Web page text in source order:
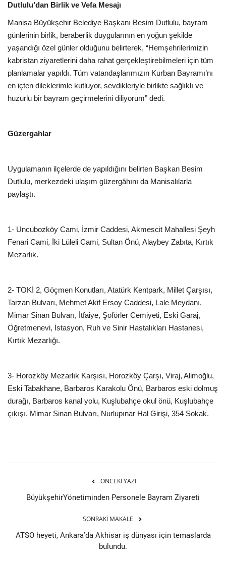
Dutlulu’dan Birlik ve Vefa Mesajı
Manisa Büyükşehir Belediye Başkanı Besim Dutlulu, bayram
günlerinin birlik, beraberlik duygularının en yoğun şekilde
yaşandığı özel günler olduğunu belirterek, “Hemşehrilerimizin
kabristan ziyaretlerini daha rahat gerçekleştirebilmeleri için tüm
planlamalar yapıldı. Tüm vatandaşlarımızın Kurban Bayramı’nı
en içten dileklerimle kutluyor, sevdikleriyle birlikte sağlıklı ve
huzurlu bir bayram geçirmelerini diliyorum” dedi.
Güzergahlar
Uygulamanın ilçelerde de yapıldığını belirten Başkan Besim
Dutlulu, merkezdeki ulaşım güzergâhını da Manisalılarla
paylaştı.
1- Uncubozköy Cami, İzmir Caddesi, Akmescit Mahallesi Şeyh
Fenari Cami, İki Lüleli Cami, Sultan Önü, Alaybey Zabıta, Kırtık
Mezarlık.
2- TOKİ 2, Göçmen Konutları, Atatürk Kentpark, Millet Çarşısı,
Tarzan Bulvarı, Mehmet Akif Ersoy Caddesi, Lale Meydanı,
Mimar Sinan Bulvarı, İtfaiye, Şoförler Cemiyeti, Eski Garaj,
Öğretmenevi, İstasyon, Ruh ve Sinir Hastalıkları Hastanesi,
Kırtık Mezarlığı.
3- Horozköy Mezarlık Karşısı, Horozköy Çarşı, Viraj, Alimoğlu,
Eski Tabakhane, Barbaros Karakolu Önü, Barbaros eski dolmuş
durağı, Barbaros kanal yolu, Kuşlubahçe okul önü, Kuşlubahçe
çıkışı, Mimar Sinan Bulvarı, Nurlupınar Hal Girişi, 354 Sokak.
ÖNCEKI YAZI
BüyükşehirYönetiminden Personele Bayram Ziyareti
SONRAKI MAKALE
ATSO heyeti, Ankara’da Akhisar iş dünyası için temaslarda
bulundu.